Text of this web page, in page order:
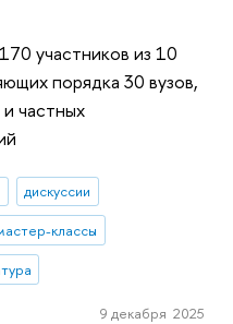
участников из 10
порядка 30 вузов,
частных
дискуссии
классы
9 декабря 2025